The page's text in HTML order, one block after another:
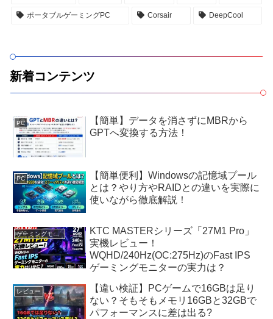
ポータブルゲーミングPC Corsair DeepCool
新着コンテンツ
PC
【簡単】データを消さずにMBRから
GPTへ変換する方法！
PC
【簡単便利】Windowsの記憶域プール
とは？やり方やRAIDとの違いを実際に
使いながら徹底解説！
ゲーミングモニター
KTC MASTERシリーズ「27M1 Pro」
実機レビュー！
WQHD/240Hz(OC:275Hz)のFast IPS
ゲーミングモニターの実力は？
レビュー
【違い検証】PCゲームで16GBは足り
ない？そもそもメモリ16GBと32GBで
パフォーマンスに差は出る?